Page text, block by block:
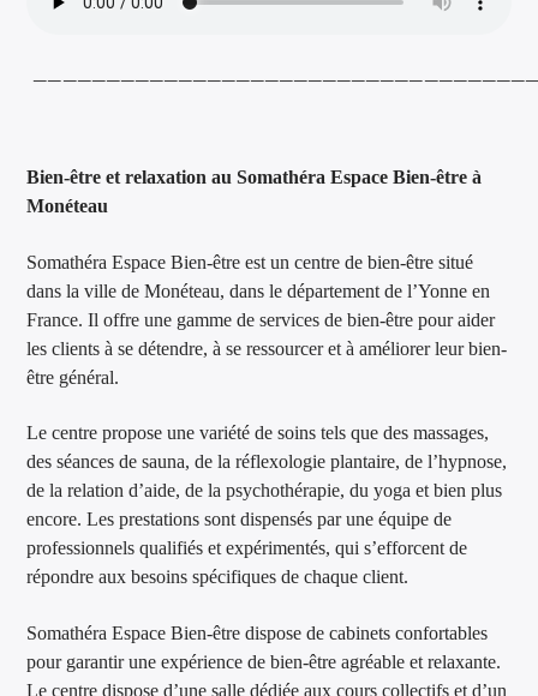
Bien-être et relaxation au Somathéra Espace Bien-être à
Monéteau
Somathéra Espace Bien-être est un centre de bien-être situé
dans la ville de Monéteau, dans le département de l’Yonne en
France. Il offre une gamme de services de bien-être pour aider
les clients à se détendre, à se ressourcer et à améliorer leur bien-
être général.
Le centre propose une variété de soins tels que des massages,
des séances de sauna, de la réflexologie plantaire, de l’hypnose,
de la relation d’aide, de la psychothérapie, du yoga et bien plus
encore. Les prestations sont dispensés par une équipe de
professionnels qualifiés et expérimentés, qui s’efforcent de
répondre aux besoins spécifiques de chaque client.
Somathéra Espace Bien-être dispose de cabinets confortables
pour garantir une expérience de bien-être agréable et relaxante.
Le centre dispose d’une salle dédiée aux cours collectifs et d’un